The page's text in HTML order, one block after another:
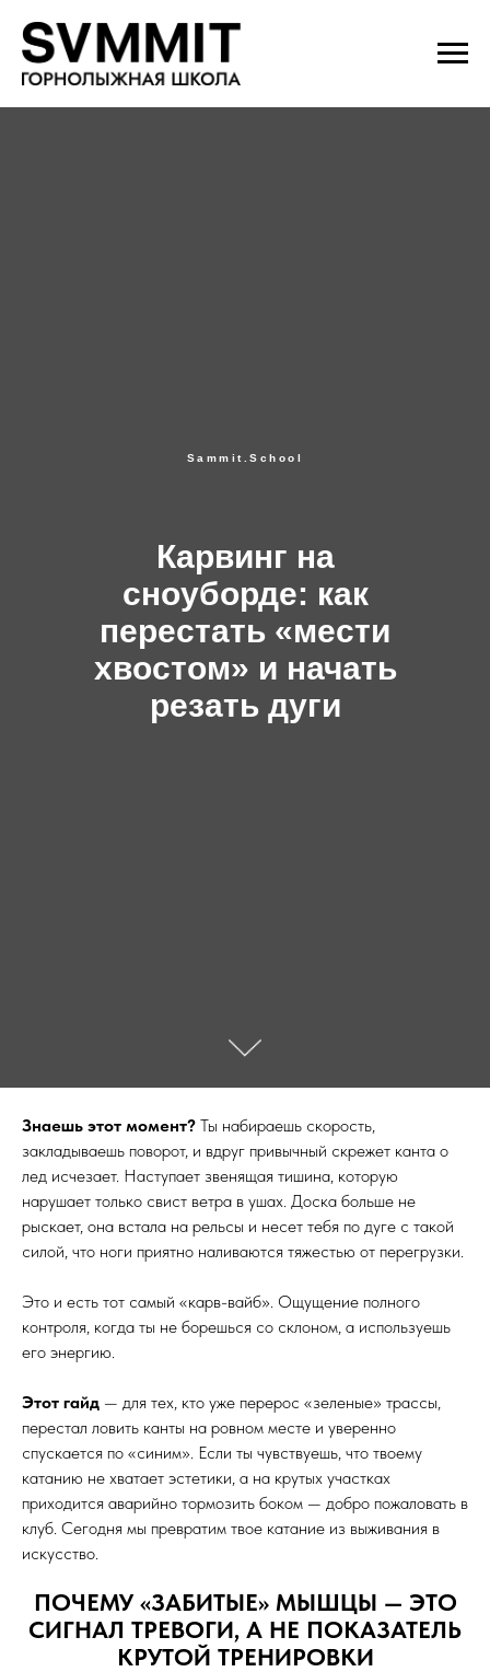
Карвинг на
сноуборде: как
перестать «мести
хвостом» и начать
резать дуги
Sammit.School
Знаешь этот момент? Ты набираешь скорость,
закладываешь поворот, и вдруг привычный скрежет канта о
лед исчезает. Наступает звенящая тишина, которую
нарушает только свист ветра в ушах. Доска больше не
рыскает, она встала на рельсы и несет тебя по дуге с такой
силой, что ноги приятно наливаются тяжестью от перегрузки.
Это и есть тот самый «карв-вайб». Ощущение полного
контроля, когда ты не борешься со склоном, а используешь
его энергию.
Этот гайд — для тех, кто уже перерос «зеленые» трассы,
перестал ловить канты на ровном месте и уверенно
спускается по «синим». Если ты чувствуешь, что твоему
катанию не хватает эстетики, а на крутых участках
приходится аварийно тормозить боком — добро пожаловать в
клуб. Сегодня мы превратим твое катание из выживания в
искусство.
ПОЧЕМУ «ЗАБИТЫЕ» МЫШЦЫ — ЭТО
СИГНАЛ ТРЕВОГИ, А НЕ ПОКАЗАТЕЛЬ
КРУТОЙ ТРЕНИРОВКИ